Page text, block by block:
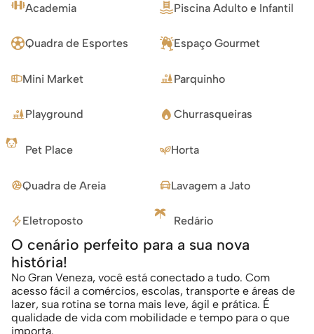
Academia Piscina Adulto e Infantil
Quadra de Esportes Espaço Gourmet
Mini Market Parquinho
Playground Churrasqueiras
Pet Place Horta
Quadra de Areia Lavagem a Jato
Eletroposto Redário
O cenário perfeito para a sua nova
história!
No Gran Veneza, você está conectado a tudo. Com
acesso fácil a comércios, escolas, transporte e áreas de
lazer, sua rotina se torna mais leve, ágil e prática. É
qualidade de vida com mobilidade e tempo para o que
importa.